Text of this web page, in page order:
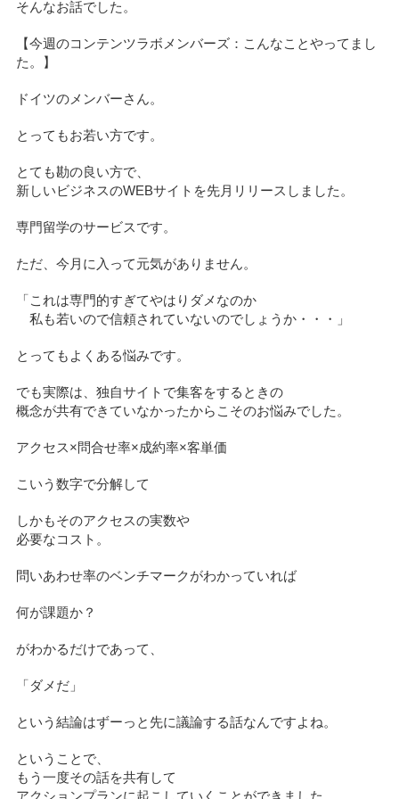
そんなお話でした。
【今週のコンテンツラボメンバーズ：こんなことやってまし
た。】
ドイツのメンバーさん。
とってもお若い方です。
とても勘の良い方で、
新しいビジネスのWEBサイトを先月リリースしました。
専門留学のサービスです。
ただ、今月に入って元気がありません。
「これは専門的すぎてやはりダメなのか
私も若いので信頼されていないのでしょうか・・・」
とってもよくある悩みです。
でも実際は、独自サイトで集客をするときの
概念が共有できていなかったからこそのお悩みでした。
アクセス×問合せ率×成約率×客単価
こいう数字で分解して
しかもそのアクセスの実数や
必要なコスト。
問いあわせ率のベンチマークがわかっていれば
何が課題か？
がわかるだけであって、
「ダメだ」
という結論はずーっと先に議論する話なんですよね。
ということで、
もう一度その話を共有して